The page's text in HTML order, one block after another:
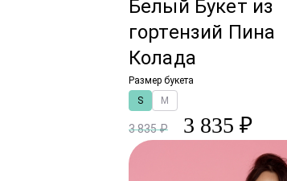
Белый Букет из
гортензий Пина
Колада
Размер букета
S
M
3 835 ₽ 3 835 ₽